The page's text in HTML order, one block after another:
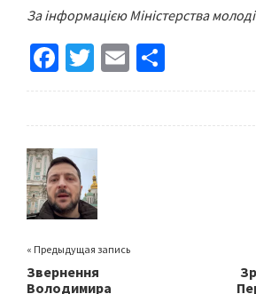
За інформацією Міністерства
Fa
ce
o
o
k
T
wi
er
E
m h
« Предыдущая запись
Звернення
Володимира